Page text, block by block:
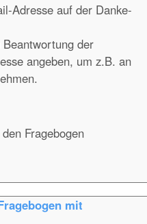
Adresse auf der Danke-
der
angeben, um z.B. an
Fragebogen
mit